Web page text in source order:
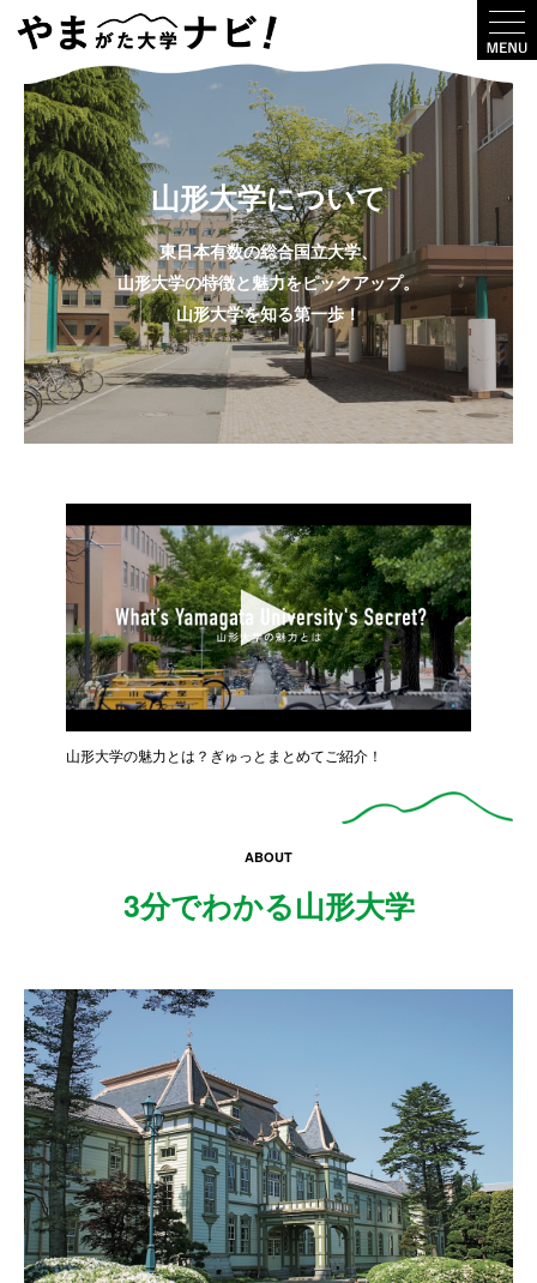
山形大学について
東日本有数の総合国立大学、
山形大学の特徴と魅力をピックアップ。
山形大学を知る第一歩！
山形大学の魅力とは？ぎゅっとまとめてご紹介！
ABOUT
3分でわかる山形大学